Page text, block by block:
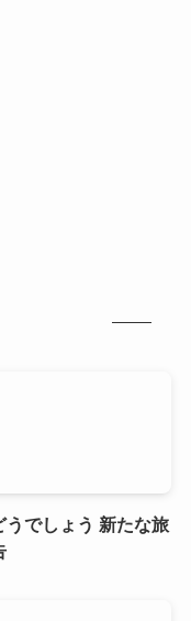
うでしょう 新たな旅